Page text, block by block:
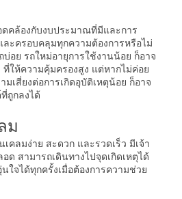
คล้องกับงบประมาณที่มีและการ
ะครอบคลุมทุกความต้องการหรือไม่
อย รถใหม่อายุการใช้งานน้อย ก็อาจ
ให้ความคุ้มครองสูง แต่หากไม่ค่อย
เสี่ยงต่อการเกิดอุบัติเหตุน้อย ก็อาจ
ถูกลงได้
ม
คลมง่าย สะดวก และรวดเร็ว มีเจ้า
ด สามารถเดินทางไปจุดเกิดเหตุได้
จได้ทุกครั้งเมื่อต้องการความช่วย